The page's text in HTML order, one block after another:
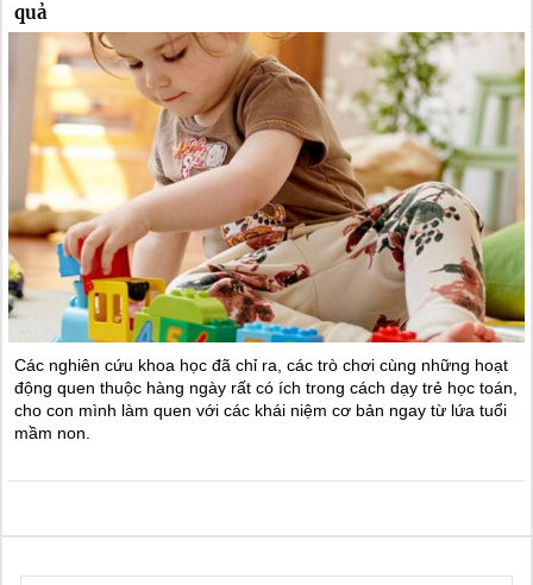
quả
Các nghiên cứu khoa học đã chỉ ra, các trò chơi cùng những hoạt
động quen thuộc hàng ngày rất có ích trong cách dạy trẻ học toán,
cho con mình làm quen với các khái niệm cơ bản ngay từ lứa tuổi
mầm non.